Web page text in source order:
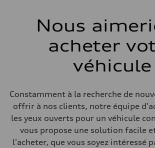
McPherson strut
Système de freinage
Système de freinage
Poids
—
Poids brut admissible
Volumes
Compartiment à bagages
Nous
acheter
véhicule
Constamment à la recherche de
offrir à nos clients, notre équipe
les yeux ouverts pour un véhicule
vous propose une solution facile
l'acheter, que vous soyez intéressé